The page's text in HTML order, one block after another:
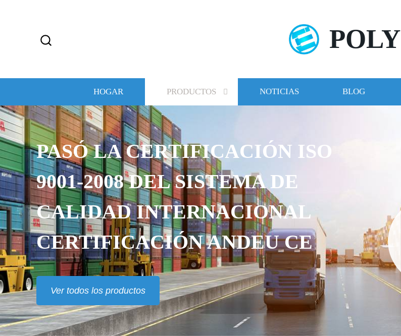
POLY
HOGAR PRODUCTOS NOTICIAS BLOG
PASÓ LA CERTIFICACIÓN ISO
9001-2008 DEL SISTEMA DE
CALIDAD INTERNACIONAL
CERTIFICACIÓN ANDEU CE
Ver todos los productos